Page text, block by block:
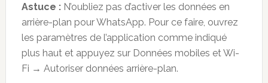
Astuce :N’oubliez pas d’activer les données en
arrière-plan pour WhatsApp. Pour ce faire, ouvrez
les paramètres de l’application comme indiqué
plus haut et appuyez sur Données mobiles et Wi-
Fi → Autoriser données arrière-plan.